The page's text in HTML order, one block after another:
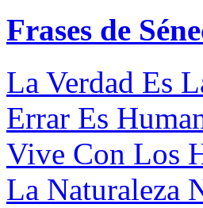
Frases de
La Verdad Es
Errar Es
Vive Con Los
La Naturaleza